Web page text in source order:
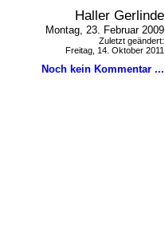
Haller Gerlinde
Montag, 23. Februar 2009
Zuletzt geändert:
Freitag, 14. Oktober 2011
Noch kein Kommentar ...